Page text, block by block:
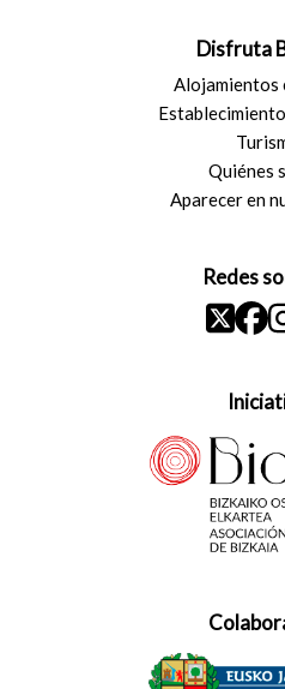
Disfruta
Alojamientos
Quiénes
Aparecer en
Redes